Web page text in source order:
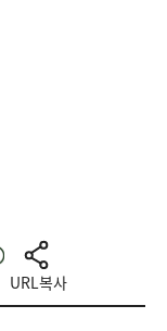
URL복사